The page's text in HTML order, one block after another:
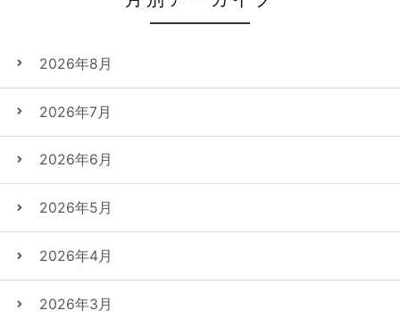
2026年8月
2026年7月
2026年6月
2026年5月
2026年4月
2026年3月